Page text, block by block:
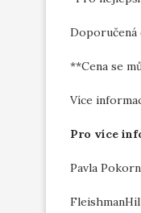
Doporučená
**Cena se
Více
Pro více
Pavla